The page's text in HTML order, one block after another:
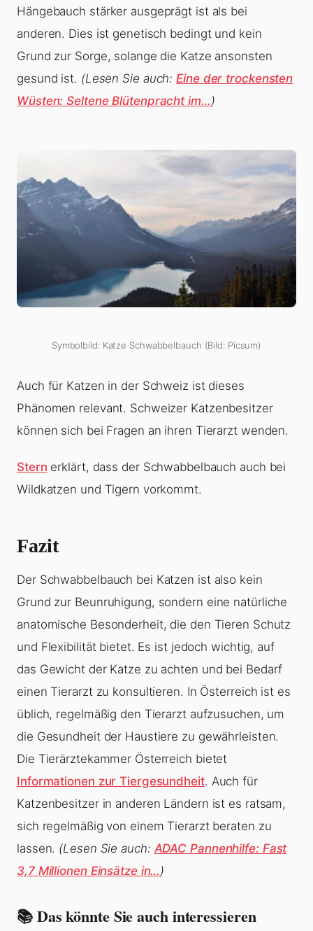
Hängebauch stärker ausgeprägt ist als bei
anderen. Dies ist genetisch bedingt und kein
Grund zur Sorge, solange die Katze ansonsten
gesund ist. (Lesen Sie auch:Eine der trockensten
Wüsten: Seltene Blütenpracht im… )
Symbolbild: Katze Schwabbelbauch (Bild: Picsum)
Auch für Katzen in der Schweiz ist dieses
Phänomen relevant. Schweizer Katzenbesitzer
können sich bei Fragen an ihren Tierarzt wenden.
Stern erklärt, dass der Schwabbelbauch auch bei
Wildkatzen und Tigern vorkommt.
Fazit
Der Schwabbelbauch bei Katzen ist also kein
Grund zur Beunruhigung, sondern eine natürliche
anatomische Besonderheit, die den Tieren Schutz
und Flexibilität bietet. Es ist jedoch wichtig, auf
das Gewicht der Katze zu achten und bei Bedarf
einen Tierarzt zu konsultieren. In Österreich ist es
üblich, regelmäßig den Tierarzt aufzusuchen, um
die Gesundheit der Haustiere zu gewährleisten.
Die Tierärztekammer Österreich bietet
Informationen zur Tiergesundheit. Auch für
Katzenbesitzer in anderen Ländern ist es ratsam,
sich regelmäßig von einem Tierarzt beraten zu
lassen. (Lesen Sie auch: ADAC Pannenhilfe: Fast
3,7 Millionen Einsätze in… )
📚 Das könnte Sie auch interessieren